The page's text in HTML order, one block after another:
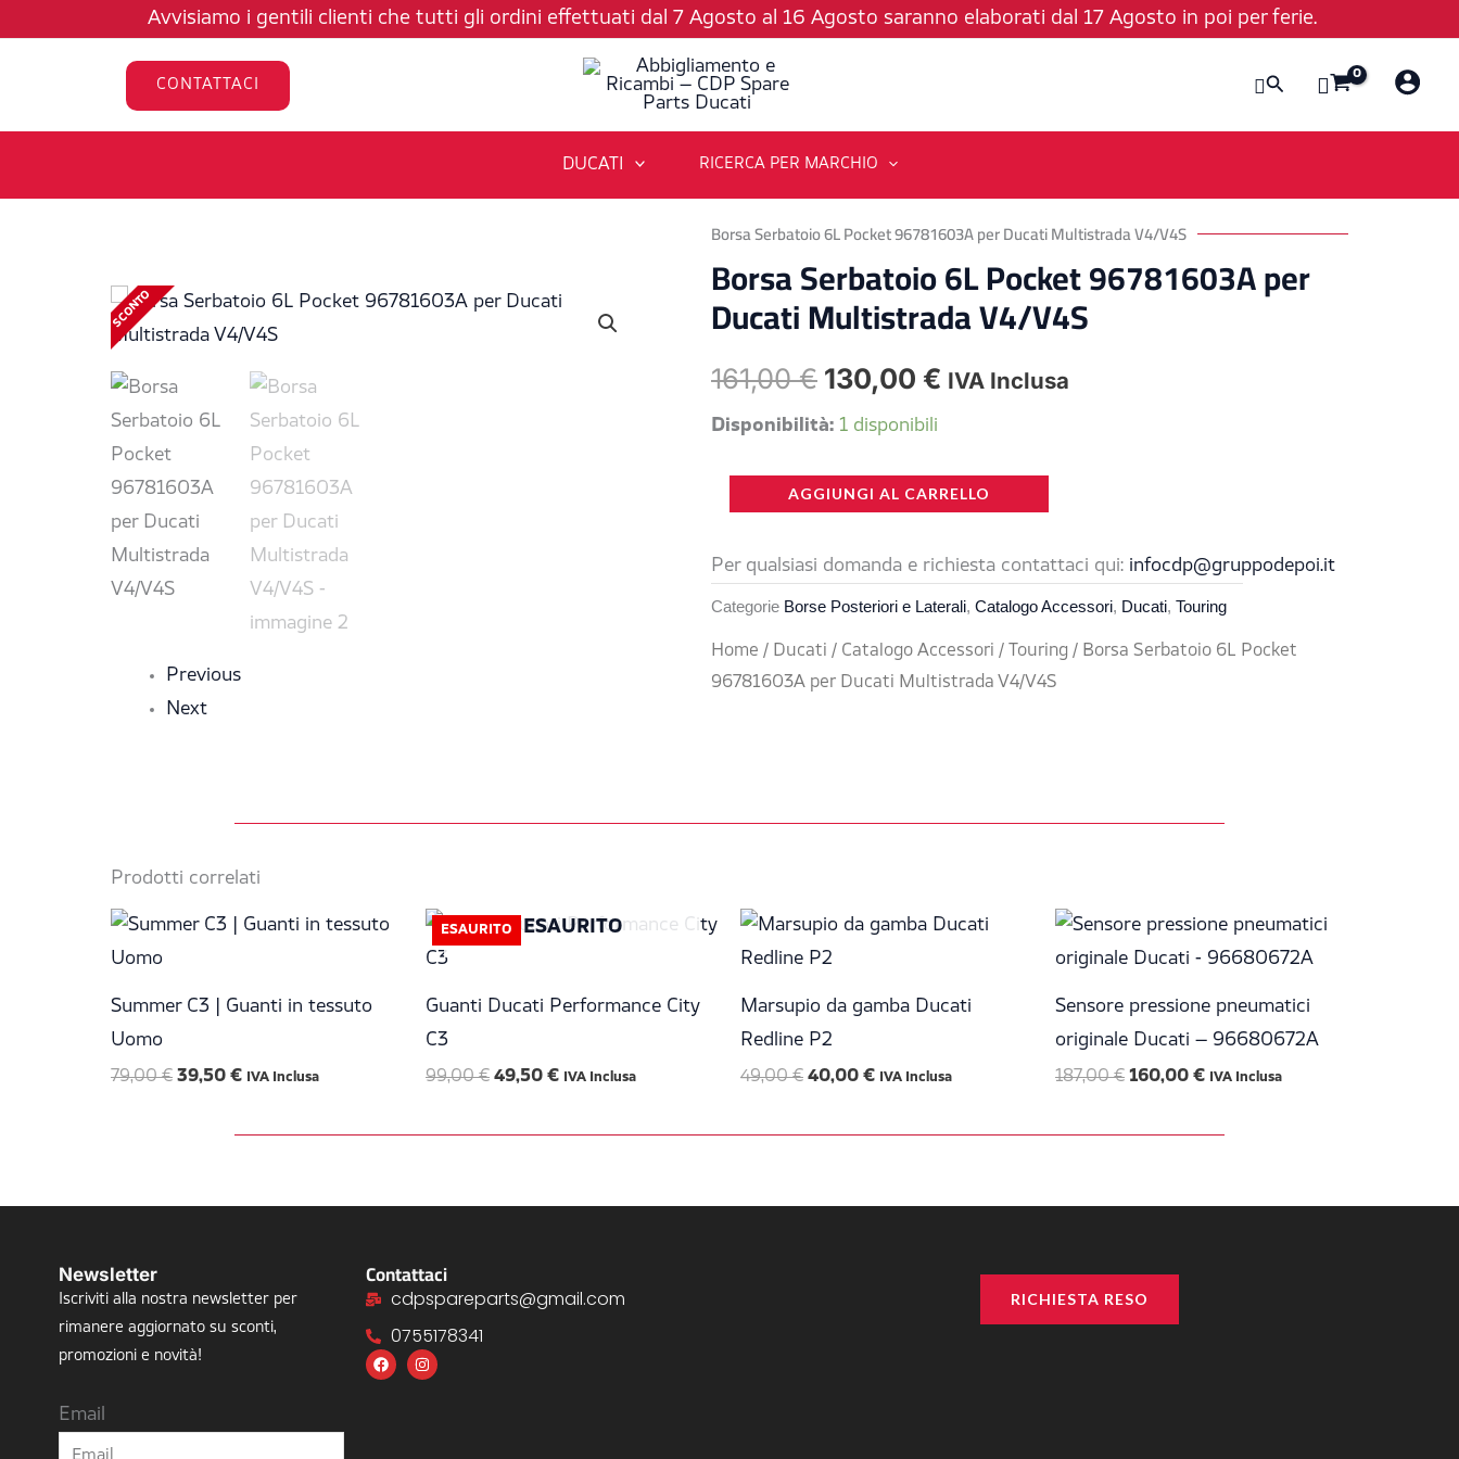
Avvisiamo i gentili clienti che tutti gli ordini effettuati dal 7 Agosto al 16 Agosto saranno elaborati dal 17 Agosto in poi per ferie.
CONTATTACI Cerca
DUCATI RICERCA PER MARCHIO
SCONTO
Previous
Next
Borsa Serbatoio 6L Pocket 96781603A per Ducati Multistrada V4/V4S
Borsa Serbatoio 6L Pocket 96781603A per
Ducati Multistrada V4/V4S
161,00€ Il
prezzo
originale
161,00 €.
130,00 € Il
attuale
130,00 €.
IVA Inclusa
Disponibilità: 1 disponibili
Borsa
96781603A
Multistrada
AGGIUNGI AL CARRELLO
Per qualsiasi domanda e richiesta contattaci qui: infocdp@gruppodepoi.it
Categorie Borse Posteriori e Laterali, Catalogo Accessori, Ducati, Touring
Home / Ducati / Catalogo Accessori / Touring / Borsa Serbatoio 6L Pocket
96781603A per Ducati Multistrada V4/V4S
Prodotti correlati
Summer C3 | Guanti in tessuto
Uomo
79,00€
Il
79,00 €.
39,50 €
Il
39,50 €.
IVA Inclusa
ESAURITO ESAURITO
Guanti Ducati Performance City
C3
99,00€
Il
prezzo
99,00 €.
49,50 €
Il
prezzo
49,50 €.
IVA Inclusa
Marsupio da gamba Ducati
Redline P2
49,00€
Il
prezzo
originale
49,00 €.
40,00 €
Il
prezzo
40,00 €.
IVA Inclusa
Sensore pressione pneumatici
originale Ducati – 96680672A
187,00€
Il
prezzo
originale
187,00 €.
160,00 €
Il
prezzo
attuale
160,00 €.
IVA Inclusa
Newsletter
Iscriviti alla nostra newsletter per
rimanere aggiornato su sconti,
promozioni e novità!
Email
Contattaci
cdpspareparts@gmail.com
0755178341
F
a
I
n
RICHIESTA RESO